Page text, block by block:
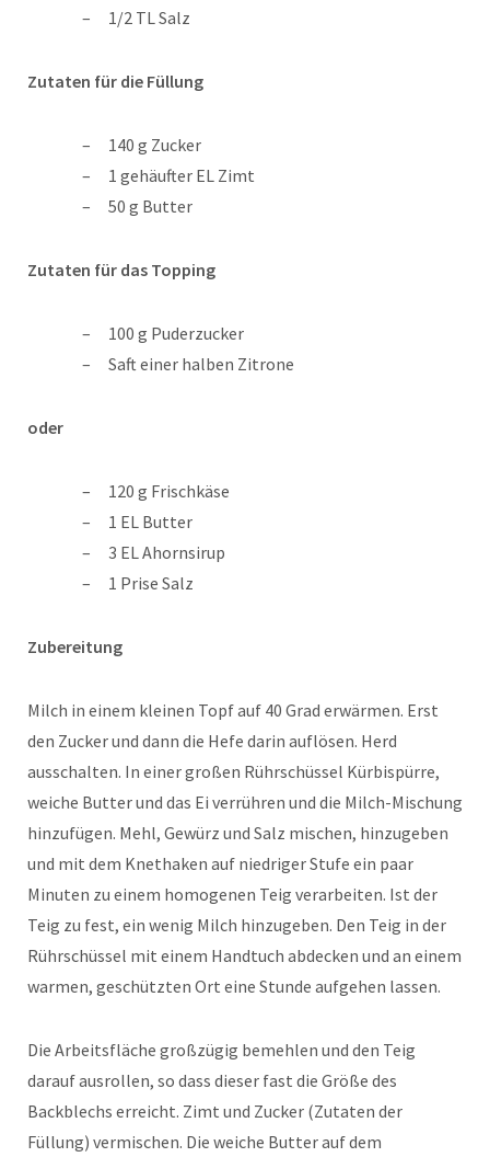
1/2 TL Salz
Zutaten für die Füllung
140 g Zucker
1 gehäufter EL Zimt
50 g Butter
Zutaten für das Topping
100 g Puderzucker
Saft einer halben Zitrone
oder
120 g Frischkäse
1 EL Butter
3 EL Ahornsirup
1 Prise Salz
Zubereitung
Milch in einem kleinen Topf auf 40 Grad erwärmen. Erst
den Zucker und dann die Hefe darin auflösen. Herd
ausschalten. In einer großen Rührschüssel Kürbispürre,
weiche Butter und das Ei verrühren und die Milch-Mischung
hinzufügen. Mehl, Gewürz und Salz mischen, hinzugeben
und mit dem Knethaken auf niedriger Stufe ein paar
Minuten zu einem homogenen Teig verarbeiten. Ist der
Teig zu fest, ein wenig Milch hinzugeben. Den Teig in der
Rührschüssel mit einem Handtuch abdecken und an einem
warmen, geschützten Ort eine Stunde aufgehen lassen.
Die Arbeitsfläche großzügig bemehlen und den Teig
darauf ausrollen, so dass dieser fast die Größe des
Backblechs erreicht. Zimt und Zucker (Zutaten der
Füllung) vermischen. Die weiche Butter auf dem